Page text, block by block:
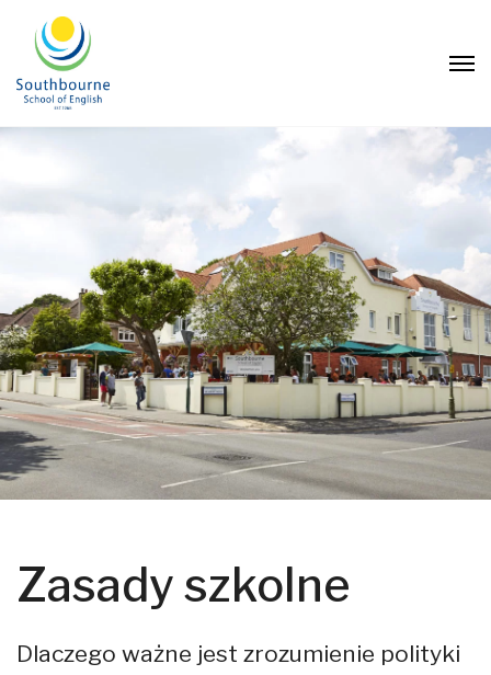
Zasady szkolne
Dlaczego ważne jest zrozumienie polityki